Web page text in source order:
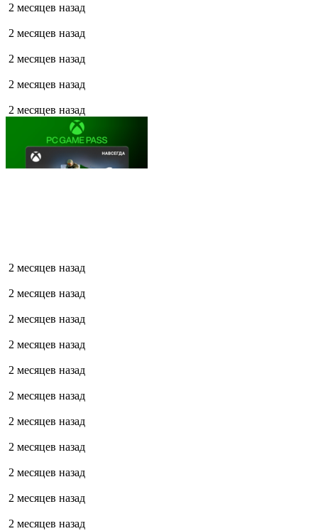
2 месяцев назад
2 месяцев назад
2 месяцев назад
2 месяцев назад
2 месяцев назад
2 месяцев назад
2 месяцев назад
2 месяцев назад
2 месяцев назад
2 месяцев назад
2 месяцев назад
2 месяцев назад
2 месяцев назад
2 месяцев назад
2 месяцев назад
2 месяцев назад